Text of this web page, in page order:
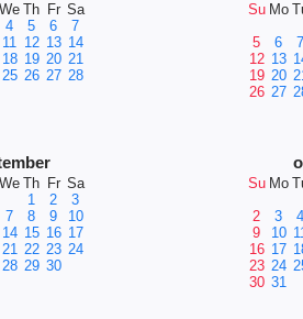
We Th Fr Sa
4 5 6
7
11 12 13 14
18 19 20 21
25 26 27 28
Su Mo
5
6 7
12 13
19 20
26 27
We Th Fr Sa
1
2
3
7 8 9
10
14 15 16 17
21 22 23 24
28 29 30
Su Mo
2
3 4
9
10
16 17
23 24
30 31